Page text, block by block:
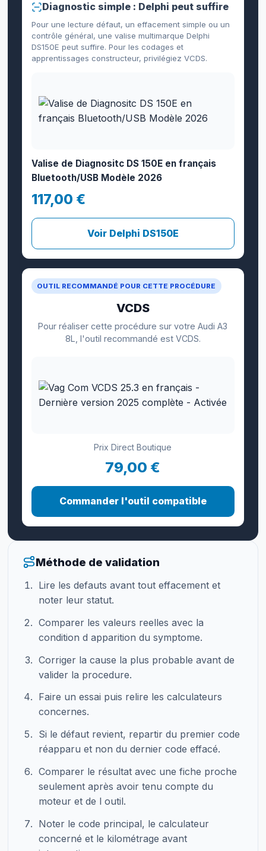
OUTIL RECOMMANDÉ POUR CETTE PROCÉDURE
VCDS
Pour réaliser cette procédure sur votre Audi A3
8L, l'outil recommandé est VCDS.
Prix Direct Boutique
79,00 €
Commander l'outil compatible
Diagnostic simple : Delphi peut suffire
Pour une lecture défaut, un effacement simple ou un
contrôle général, une valise multimarque Delphi
DS150E peut suffire. Pour les codages et
apprentissages constructeur, privilégiez VCDS.
Valise de Diagnositc DS 150E en français
Bluetooth/USB Modèle 2026
117,00 €
Voir Delphi DS150E
Méthode de validation
Lire les defauts avant tout effacement et
noter leur statut.
Comparer les valeurs reelles avec la
condition d apparition du symptome.
Corriger la cause la plus probable avant de
valider la procedure.
Faire un essai puis relire les calculateurs
concernes.
Si le défaut revient, repartir du premier code
réapparu et non du dernier code effacé.
Comparer le résultat avec une fiche proche
seulement après avoir tenu compte du
moteur et de l outil.
Noter le code principal, le calculateur
concerné et le kilométrage avant